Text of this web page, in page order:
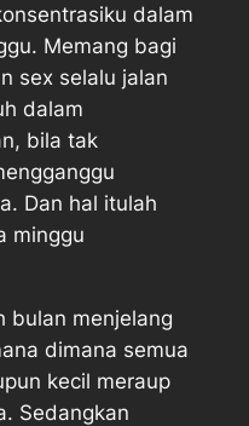
dalam
Memang bagi
sex selalu jalan
dalam
bila tak
Dan hal itulah
minggu
bulan menjelang
dimana semua
kecil meraup
Sedangkan